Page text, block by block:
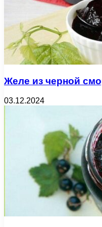
Желе из черной
03.12.2024